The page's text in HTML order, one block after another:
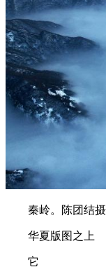
秦岭。陈团结摄
华夏版图之上
它